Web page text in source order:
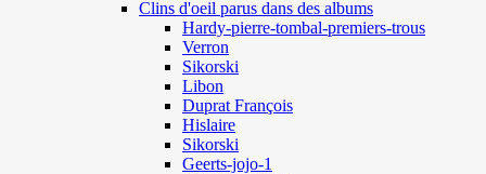
Clins d'oeil parus dans des albums
Hardy-pierre-tombal-premiers-trous
Verron
Sikorski
Libon
Duprat François
Hislaire
Sikorski
Geerts-jojo-1